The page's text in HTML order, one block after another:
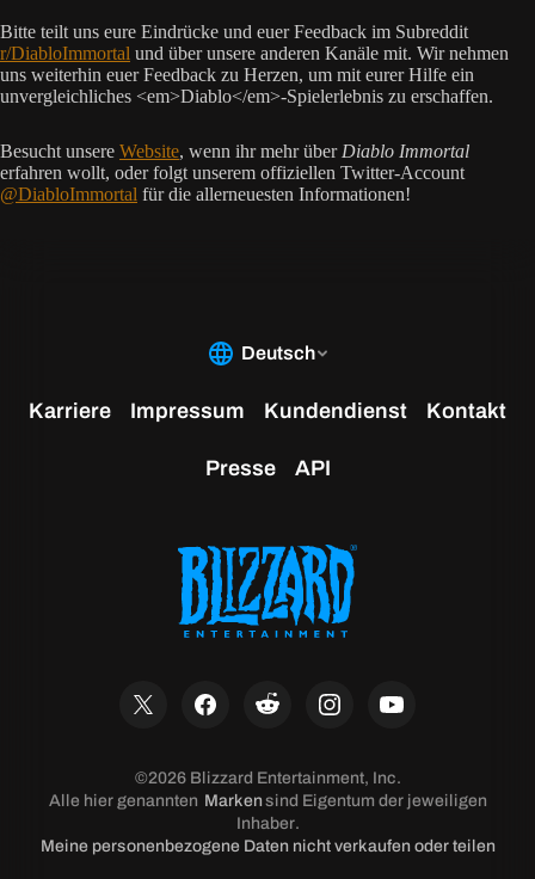
Bitte teilt uns eure Eindrücke und euer Feedback im Subreddit
r/DiabloImmortal und über unsere anderen Kanäle mit. Wir nehmen
uns weiterhin euer Feedback zu Herzen, um mit eurer Hilfe ein
unvergleichliches <em>Diablo</em>-Spielerlebnis zu erschaffen.
Besucht unsere Website, wenn ihr mehr über Diablo Immortal
erfahren wollt, oder folgt unserem offiziellen Twitter-Account
@DiabloImmortal für die allerneuesten Informationen!